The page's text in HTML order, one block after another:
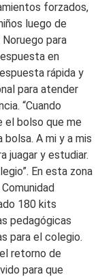
forzados,
luego de
para
en
rápida y
para atender
“Cuando
el bolso que me
A mi y a mis
juagar y estudiar.
En esta zona
180 kits
pedagógicas
para el colegio.
retorno de
para que